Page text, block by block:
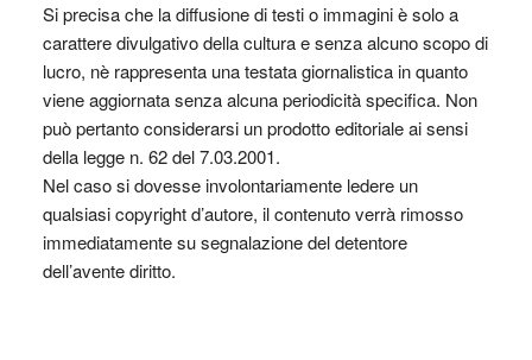
Si precisa che la diffusione di testi o immagini è solo a
carattere divulgativo della cultura e senza alcuno scopo di
lucro, nè rappresenta una testata giornalistica in quanto
viene aggiornata senza alcuna periodicità specifica. Non
può pertanto considerarsi un prodotto editoriale ai sensi
della legge n. 62 del 7.03.2001.
Nel caso si dovesse involontariamente ledere un
qualsiasi copyright d’autore, il contenuto verrà rimosso
immediatamente su segnalazione del detentore
dell’avente diritto.